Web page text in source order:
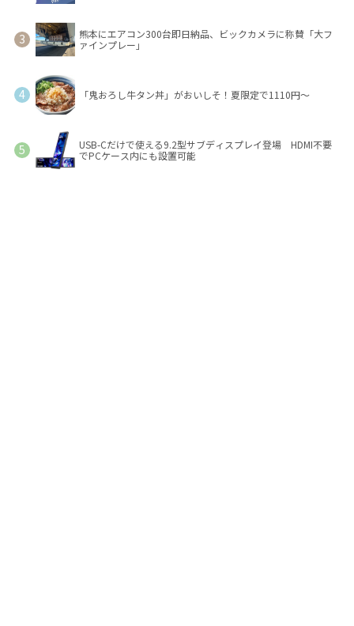
熊本にエアコン300台即日納品、ビックカメラに称賛「大フ
ァインプレー」
「鬼おろし牛タン丼」がおいしそ！夏限定で1110円～
USB-Cだけで使える9.2型サブディスプレイ登場 HDMI不要
でPCケース内にも設置可能